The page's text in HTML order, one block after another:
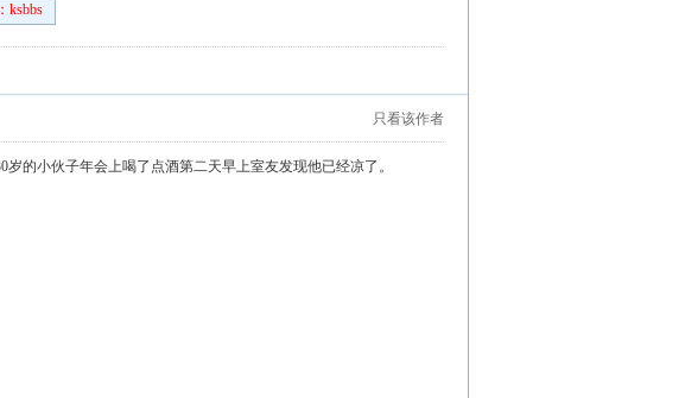
ksbbs
只看该作者
的小伙子年会上喝了点酒第二天早上室友发现他已经凉了。